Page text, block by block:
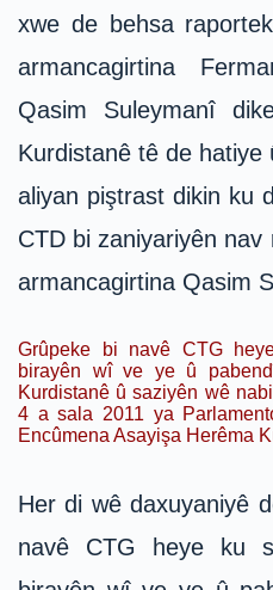
xwe de behsa
armancagirtina
Qasim Suleymanî
Kurdistanê tê de hatiye
aliyan piştrast dikin ku
CTD bi zaniyariyên
armancagirtina Qasim
Grûpeke bi navê CTG
birayên wî ve ye û
Kurdistanê û saziyên wê
4 a sala 2011 ya
Encûmena Asayişa Herêma
Her di wê daxuyaniyê
navê CTG heye ku